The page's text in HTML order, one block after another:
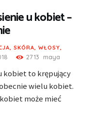
u kobiet –
, SKÓRA, WŁOSY,
2713 maya
kobiet to krępujący
wielu kobiet.
może mieć